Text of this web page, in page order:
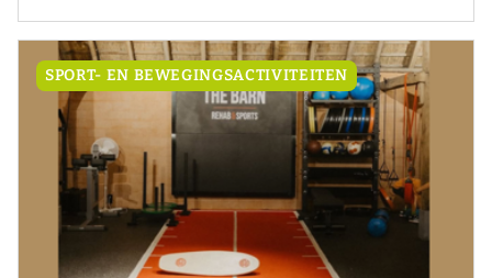
SPORT- EN BEWEGINGSACTIVITEITEN